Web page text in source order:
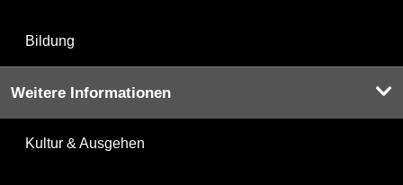
Bildung
Weitere Informationen
Kultur & Ausgehen